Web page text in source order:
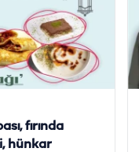
fırında
hünkar